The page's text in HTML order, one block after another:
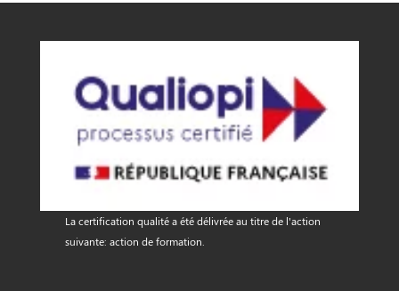
La certification qualité a été délivrée au titre de l'action
suivante: action de formation.